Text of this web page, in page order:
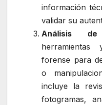
información
validar su
Análisis de
forense para
o
incluye la
fotogramas,